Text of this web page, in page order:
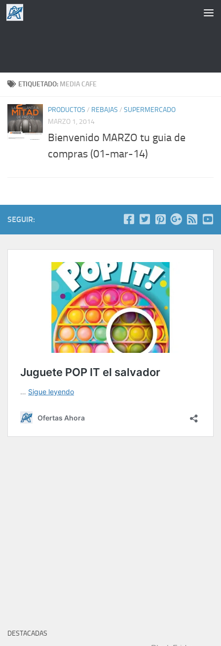
Saltar al contenido
ETIQUETADO: MEDIA CAFE
PRODUCTOS / REBAJAS / SUPERMERCADO
MARZO 1, 2014
Bienvenido MARZO tu guia de
compras (01-mar-14)
SEGUIR:
DESTACADAS